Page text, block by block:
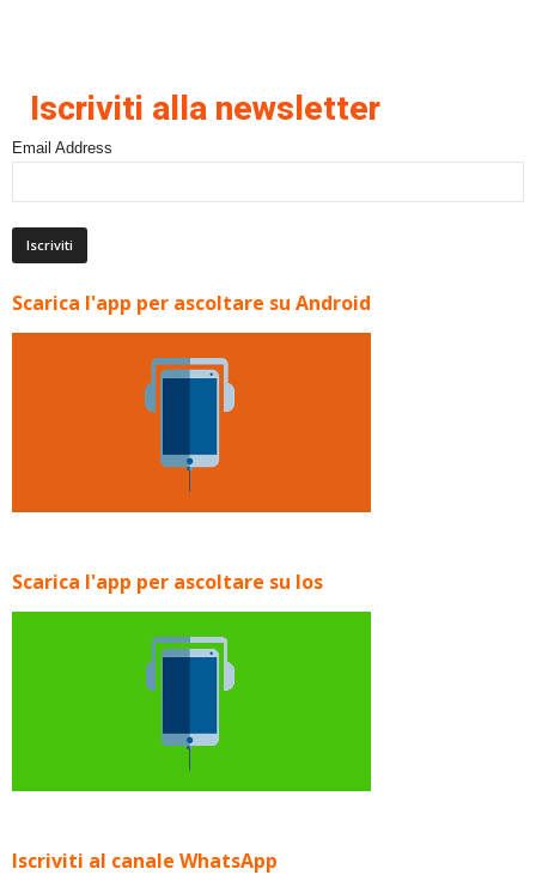
Iscriviti alla newsletter
Email Address
Scarica l'app per ascoltare su Android
Scarica l'app per ascoltare su Ios
Iscriviti al canale WhatsApp